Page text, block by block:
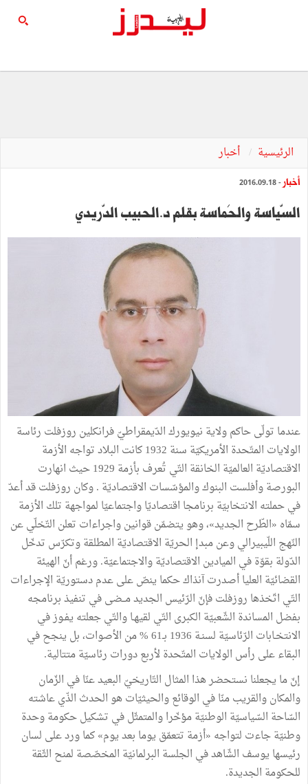
الرئيسية أخبار
أخبار - 2016.09.18
السّياسة والحَماسة بقلم د.الحبيب الدّريدي
عندما تولّى حاكم ولاية نيويورك الدّيمقراطيّ فرانكلين روزفلت رئاسة
الولايات المتّحدة الأمريكيّة سنة 1932 كانت البلاد تواجه الأزمة
الاقتصاديّة العالميّة الخانقة التّي تُعرف بأزمة 1929 حيث انهارت
البورصة وأفلست البنوك والمؤسّسات الاقتصاديّة . وكان روزفلت قد أعدّ
في حملته الانتخابيّة برنامجا اقتصاديّا واجتماعيّا لمواجهة تلك الأزمة
سمّاه «الطّرح الجديد»، وهو يتضمّن قوانين واجراءات تعلن التّخلّي عن
النّهج اللّيبيرالي وعن مبدإ الحريّة الاقتصاديّة المطلقة وتكرّس تدخّل
الدّولة بقوّة في الميادين الاقتصاديّة والاجتماعيّة. ورغم أنّ الهيئة
القضائيّة العليا أصدرت آنذاك حكما ينصّ على عدم دستوريّة الإجراءات
التّي اتّخذها روزفلت فإنّ الرّئيس الجديد مــضى في تنفيذ برنامجه
بفضل المساندة الشّعبيّة الكبرى التّي لقيهـا والتّي جعلته يفـوز في
الانتخـابات الرّئاسيّة لسنـة 1936 بـ61 % من الأصوات، بل ينجح في
البقاء على رأس الولايات المتّحدة لأربع دورات رئاسيّة متتالية.
إنّ ما يجعلنا نستحضر هذا المثال التّاريخيّ البعيد عنّا في الزّمان
والمكان والقريب منّا في الوقائع والحيثيّات هو الحدث الذّي عاشته
السّاحة السّياسيّة الوطنيّة مؤخّرا والمتمثّل في تشكيل حكومة وحدة
وطنيّة جاءت لتواجه «أزمة تتعمّق يوما بعد يوم» كما ورد على لسان
رئيسها يوسف الشّاهد في الجلسة البرلمانيّة المخصّصة لمنح الثّقة
للحكومة الجديدة.